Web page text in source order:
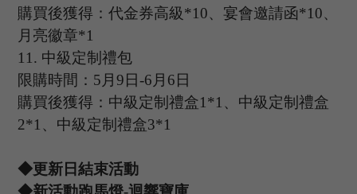
購買後獲得：代金券高級*10、宴會邀請函*10、
月亮徽章*1
11. 中級定制禮包
限購時間： 5 月9日-6 月 6日
購買後獲得：中級定制禮盒1*1、中級定制禮盒
2*1、中級定制禮盒3*1
◆更新日結束活動